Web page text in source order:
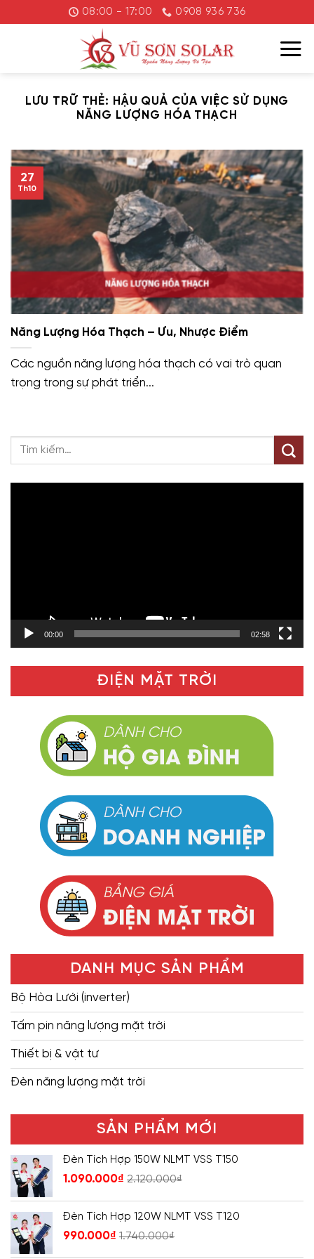
đến
08:00 - 17:00 0908 936 736
LƯU TRỮ THẺ: HẬU QUẢ CỦA VIỆC SỬ DỤNG
NĂNG LƯỢNG HÓA THẠCH
Năng Lượng Hóa Thạch – Ưu, Nhược Điểm
Các nguồn năng lượng hóa thạch có vai trò quan
trọng trong sự phát triển...
27
Th10
00:00 02:58
ĐIỆN MẶT TRỜI
DANH MỤC SẢN PHẨM
Bộ Hòa Lưới (inverter)
Tấm pin năng lượng mặt trời
Thiết bị & vật tư
Đèn năng lượng mặt trời
SẢN PHẨM MỚI
Đèn Tích Hợp 150W NLMT VSS T150
1.090.000₫ 2.120.000₫
Đèn Tích Hợp 120W NLMT VSS T120
990.000₫ 1.740.000₫